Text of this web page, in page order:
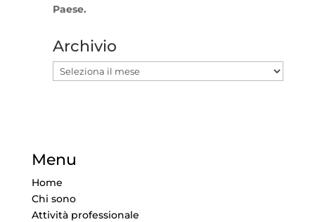
Paese.
Archivio
Archivio
Menu
Home
Chi sono
Attività professionale